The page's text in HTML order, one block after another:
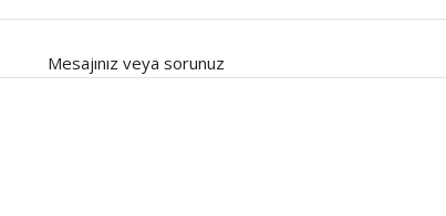
Mesajınız veya sorunuz